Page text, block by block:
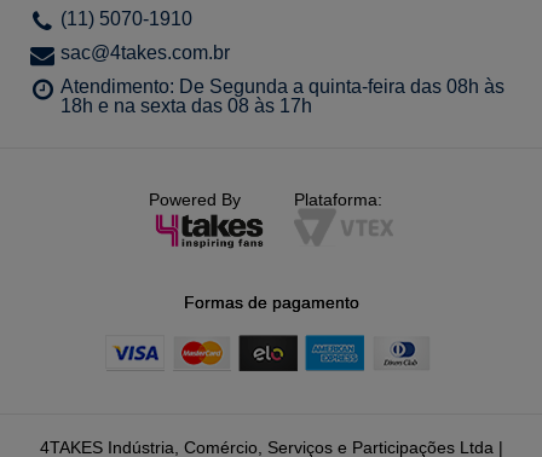
(11) 5070-1910
sac@4takes.com.br
Atendimento: De Segunda a quinta-feira das 08h às
18h e na sexta das 08 às 17h
Powered By Plataforma:
Formas de pagamento
4TAKES Indústria, Comércio, Serviços e Participações Ltda |